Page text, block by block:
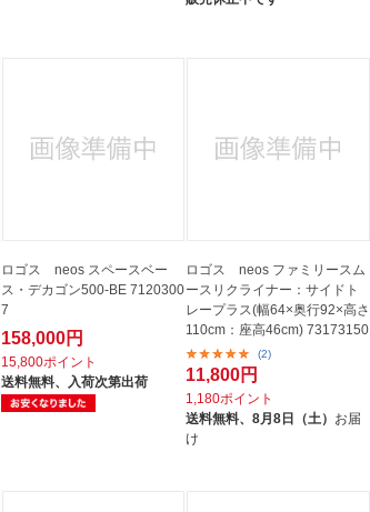
ロゴス neos スペースベー
ス・デカゴン500-BE 7120300
7
158,000円
15,800ポイント
送料無料、
入荷次第出荷
ロゴス neos ファミリースム
ースリクライナー：サイドト
レープラス(幅64×奥行92×高さ
110cm：座高46cm) 73173150
(2)
11,800円
1,180ポイント
送料無料、8月8日（土） お届
け